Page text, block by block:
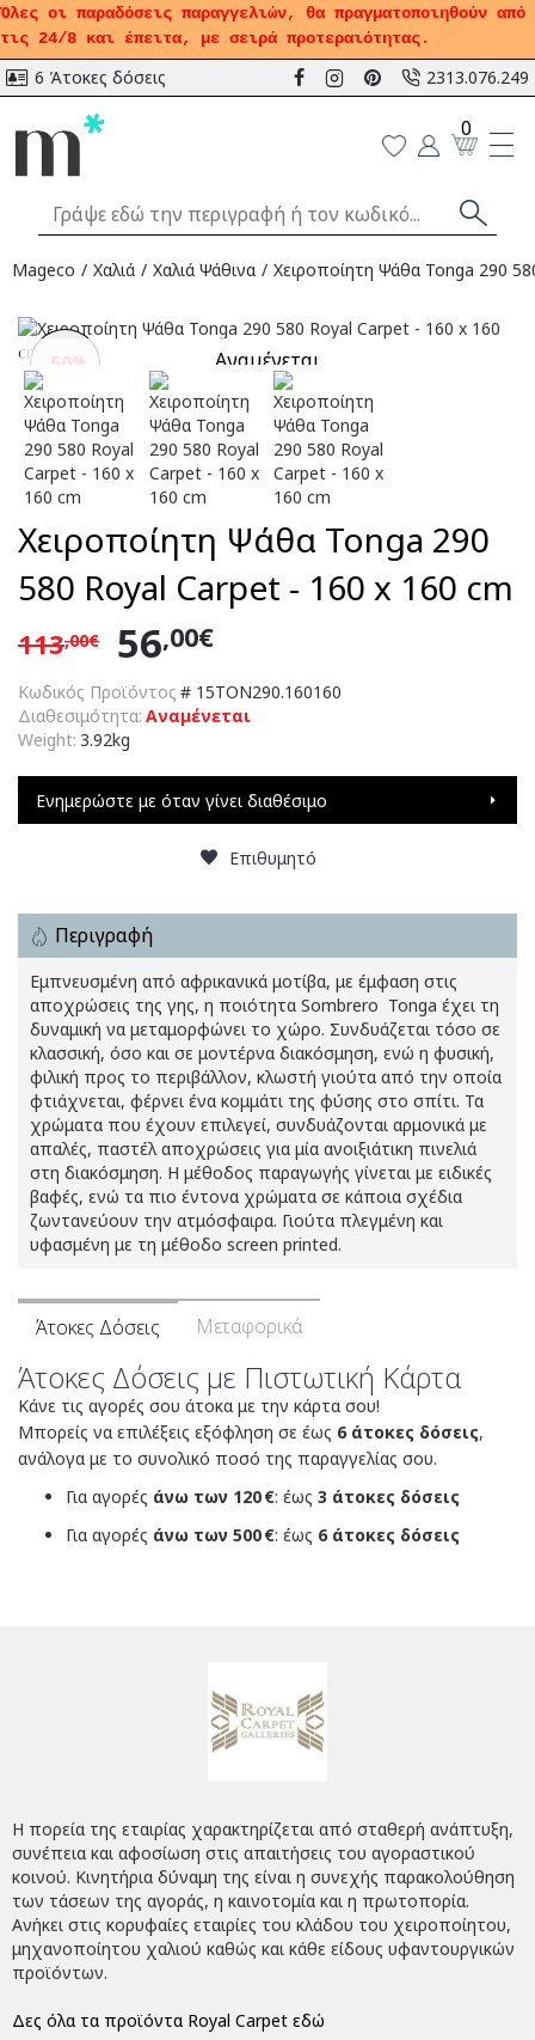
Όλες οι παραδόσεις παραγγελιών, θα πραγματοποιηθούν από
τις 24/8 και έπειτα, με σειρά προτεραιότητας.
6 Άτοκες δόσεις 2313.076.249
0
Mageco Χαλιά Χαλιά Ψάθινα Χειροποίητη Ψάθα Tonga 290
-50% Αναμένεται
Χειροποίητη Ψάθα Tonga 290
580 Royal Carpet - 160 x 160 cm
Κωδικός Προϊόντος # 15TON290.160160
Διαθεσιμότητα: Αναμένεται
Weight: 3.92kg
56,00€
113,00€
Ενημερώστε με όταν γίνει διαθέσιμο
Επιθυμητό
Περιγραφή
Εμπνευσμένη από αφρικανικά μοτίβα, με έμφαση στις
αποχρώσεις της γης, η ποιότητα Sombrero  Tonga έχει τη
δυναμική να μεταμορφώνει το χώρο. Συνδυάζεται τόσο σε
κλασσική, όσο και σε μοντέρνα διακόσμηση, ενώ η φυσική,
φιλική προς το περιβάλλον, κλωστή γιούτα από την οποία
φτιάχνεται, φέρνει ένα κομμάτι της φύσης στο σπίτι. Τα
χρώματα που έχουν επιλεγεί, συνδυάζονται αρμονικά με
απαλές, παστέλ αποχρώσεις για μία ανοιξιάτικη πινελιά
στη διακόσμηση. Η μέθοδος παραγωγής γίνεται με ειδικές
βαφές, ενώ τα πιο έντονα χρώματα σε κάποια σχέδια
ζωντανεύουν την ατμόσφαιρα. Γιούτα πλεγμένη και
υφασμένη με τη μέθοδο screen printed.
Άτοκες Δόσεις Μεταφορικά
Άτοκες Δόσεις με Πιστωτική Κάρτα
Κάνε τις αγορές σου άτοκα με την κάρτα σου!
Μπορείς να επιλέξεις εξόφληση σε έως 6 άτοκες δόσεις,
ανάλογα με το συνολικό ποσό της παραγγελίας σου.
Για αγορές άνω των 120 €: έως 3 άτοκες δόσεις
Για αγορές άνω των 500 €: έως 6 άτοκες δόσεις
Η πορεία της εταιρίας χαρακτηρίζεται από σταθερή ανάπτυξη,
συνέπεια και αφοσίωση στις απαιτήσεις του αγοραστικού
κοινού. Κινητήρια δύναμη της είναι η συνεχής παρακολούθηση
των τάσεων της αγοράς, η καινοτομία και η πρωτοπορία.
Ανήκει στις κορυφαίες εταιρίες του κλάδου του χειροποίητου,
μηχανοποίητου χαλιού καθώς και κάθε είδους υφαντουργικών
προϊόντων.
Δες όλα τα προϊόντα Royal Carpet εδώ